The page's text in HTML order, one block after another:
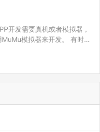
开发需要真机或者模拟器，
模拟器来开发。 有时
，需要让接口请求本地API